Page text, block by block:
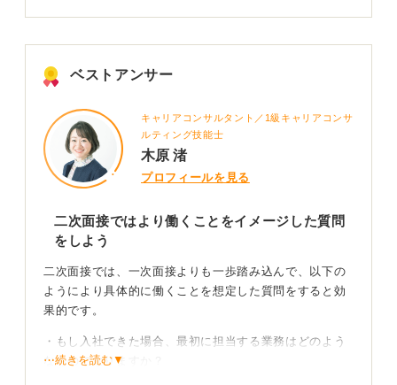
ベストアンサー
キャリアコンサルタント／1級キャリアコンサ
ルティング技能士
木原 渚
プロフィールを見る
二次面接ではより働くことをイメージした質問
をしよう
二次面接では、一次面接よりも一歩踏み込んで、以下の
ようにより具体的に働くことを想定した質問をすると効
果的です。
・もし入社できた場合、最初に担当する業務はどのよう
なものになりますか？
⋯続きを読む▼